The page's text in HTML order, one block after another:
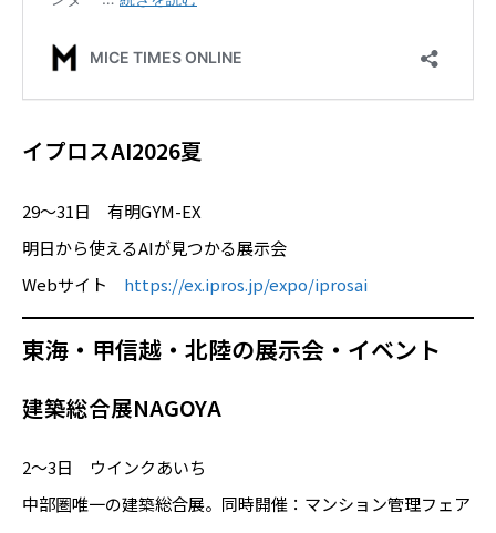
イプロスAI2026夏
29～31日 有明GYM-EX
明日から使えるAIが見つかる展示会
Webサイト https://ex.ipros.jp/expo/iprosai
東海・甲信越・北陸の展示会・イベント
建築総合展NAGOYA
2～3日 ウインクあいち
中部圏唯一の建築総合展。同時開催：マンション管理フェア